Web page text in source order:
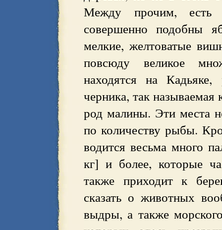
Между прочим, есть
совершенно подобны
мелкие, желтоватые
повсюду великое
находятся на
черника, так называемая
род малины. Эти места
по количеству рыбы.
водится весьма много
кг] и более, которые
также приходит к
сказать о животных
выдры, а также